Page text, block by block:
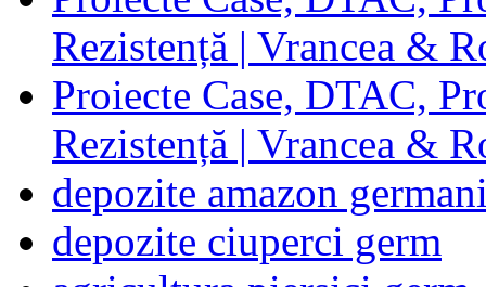
Rezistență | Vrancea &
Proiecte Case, DTAC,
Rezistență | Vrancea &
depozite amazon
depozite ciuperci germ